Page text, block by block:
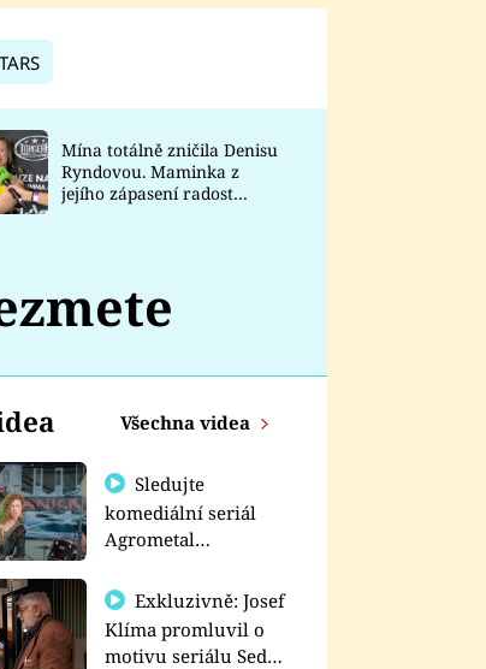
Prima Lajk
Sledujte nás
Mína totálně zničila Denisu
Ryndovou. Maminka z
jejího zápasení radost
Všechna videa
Sledujte
komediální seriál
Agrometal
prima+
Exkluzivně: Josef
Klíma promluvil o
motivu seriálu Sedm